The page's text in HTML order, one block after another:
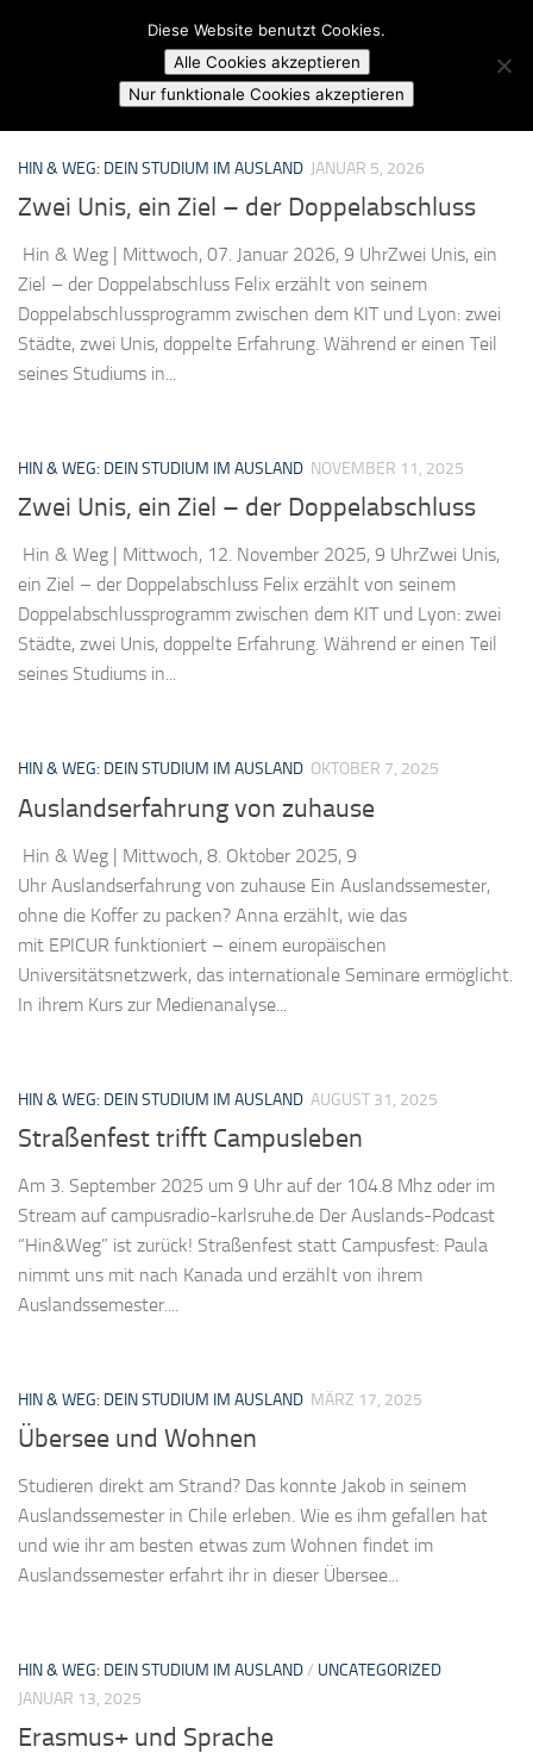
Skip to content
Campusradio Karlsruhe
MARKIERT:HIN UND WEG
HIN & WEG: DEIN STUDIUM IM AUSLAND JANUAR 5, 2026
Zwei Unis, ein Ziel – der Doppelabschluss
Hin & Weg | Mittwoch, 07. Januar 2026, 9 UhrZwei Unis, ein
Ziel – der Doppelabschluss Felix erzählt von seinem
Doppelabschlussprogramm zwischen dem KIT und Lyon: zwei
Städte, zwei Unis, doppelte Erfahrung. Während er einen Teil
seines Studiums in...
HIN & WEG: DEIN STUDIUM IM AUSLAND NOVEMBER 11, 2025
Zwei Unis, ein Ziel – der Doppelabschluss
Hin & Weg | Mittwoch, 12. November 2025, 9 UhrZwei Unis,
ein Ziel – der Doppelabschluss Felix erzählt von seinem
Doppelabschlussprogramm zwischen dem KIT und Lyon: zwei
Städte, zwei Unis, doppelte Erfahrung. Während er einen Teil
seines Studiums in...
HIN & WEG: DEIN STUDIUM IM AUSLAND OKTOBER 7, 2025
Auslandserfahrung von zuhause
Hin & Weg | Mittwoch, 8. Oktober 2025, 9
Uhr Auslandserfahrung von zuhause Ein Auslandssemester,
ohne die Koffer zu packen? Anna erzählt, wie das
mit EPICUR funktioniert – einem europäischen
Universitätsnetzwerk, das internationale Seminare ermöglicht.
In ihrem Kurs zur Medienanalyse...
HIN & WEG: DEIN STUDIUM IM AUSLAND AUGUST 31, 2025
Straßenfest trifft Campusleben
Am 3. September 2025 um 9 Uhr auf der 104.8 Mhz oder im
Stream auf campusradio-karlsruhe.de Der Auslands-Podcast
“Hin&Weg” ist zurück! Straßenfest statt Campusfest: Paula
nimmt uns mit nach Kanada und erzählt von ihrem
Auslandssemester....
HIN & WEG: DEIN STUDIUM IM AUSLAND MÄRZ 17, 2025
Übersee und Wohnen
Studieren direkt am Strand? Das konnte Jakob in seinem
Auslandssemester in Chile erleben. Wie es ihm gefallen hat
und wie ihr am besten etwas zum Wohnen findet im
Auslandssemester erfahrt ihr in dieser Übersee...
HIN & WEG: DEIN STUDIUM IM AUSLAND/ UNCATEGORIZED
JANUAR 13, 2025
Erasmus+ und Sprache
Diese Website benutzt Cookies.
Alle Cookies akzeptieren
Nur funktionale Cookies akzeptieren